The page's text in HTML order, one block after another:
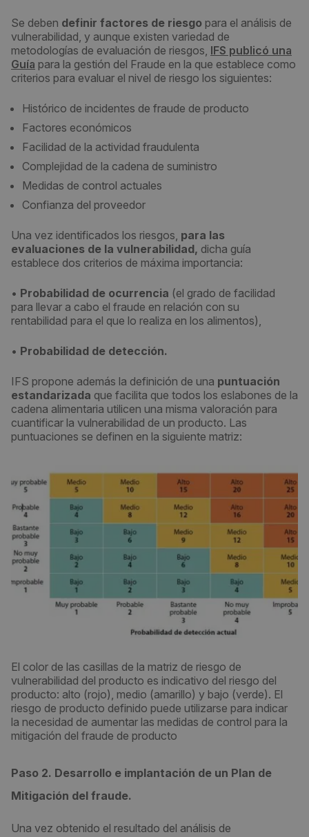
Se deben definir factores de riesgo para el análisis de
vulnerabilidad, y aunque existen variedad de
metodologías de evaluación de riesgos, IFS publicó una
Guía para la gestión del Fraude en la que establece como
criterios para evaluar el nivel de riesgo los siguientes:
Histórico de incidentes de fraude de producto
Factores económicos
Facilidad de la actividad fraudulenta
Complejidad de la cadena de suministro
Medidas de control actuales
Confianza del proveedor
Una vez identificados los riesgos, para las
evaluaciones de la vulnerabilidad, dicha guía
establece dos criterios de máxima importancia:
• Probabilidad de ocurrencia (el grado de facilidad
para llevar a cabo el fraude en relación con su
rentabilidad para el que lo realiza en los alimentos),
• Probabilidad de detección.
IFS propone además la definición de una puntuación
estandarizada que facilita que todos los eslabones de la
cadena alimentaria utilicen una misma valoración para
cuantificar la vulnerabilidad de un producto. Las
puntuaciones se definen en la siguiente matriz:
El color de las casillas de la matriz de riesgo de
vulnerabilidad del producto es indicativo del riesgo del
producto: alto (rojo), medio (amarillo) y bajo (verde). El
riesgo de producto definido puede utilizarse para indicar
la necesidad de aumentar las medidas de control para la
mitigación del fraude de producto
Paso 2. Desarrollo e implantación de un Plan de
Mitigación del fraude.
Una vez obtenido el resultado del análisis de